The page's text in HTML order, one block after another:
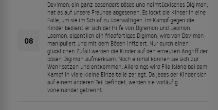
08
Devimon, ein ganz besonders böses und heimtückisches Digimon,
hat es auf unsere Freunde abgesehen. Es lockt die Kinder in eine
Falle, um sie im Schlaf zu überwältigen. Im Kampf gegen die
Kinder bedient er sich der Hilfe von Ogremon und Leomon.
Leomon, eigentlich ein friedfertiges Digimon, wird von Devimon
manipuliert und mit dem Bösen infiziert. Nur durch einen
glücklichen Zufall werden die Kinder auf den erneuten Angriff der
bösen Digimon aufmerksam. Noch einmal können sie sich zur
Wehr setzen und entkommen. Allerdings wird File Island bei dem
Kampf in viele kleine Einzelteile zerlegt. Da jedes der Kinder sich
auf einem anderen Teil befindet, werden sie vorläufig
voneinander getrennt.